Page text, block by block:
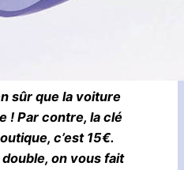
sûr que la voiture
! Par contre, la clé
c’est 15€.
on vous fait